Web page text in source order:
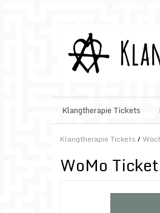
Klangtherapie Tickets
Klangtherapie Tickets /
WoMo